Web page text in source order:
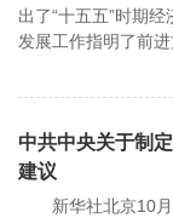
出了“十五五”时期
发展工作指明了前进
中共中央关于制
建议
新华社北京10月